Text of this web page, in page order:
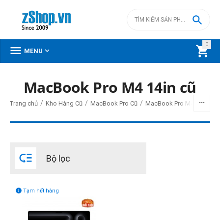
0


 MENU 
Đời Mac (1)
MacBook Pro M4 14in cũ
Trang chủ / Kho Hàng Cũ / MacBook Pro Cũ / MacBook Pro M4 cũ
 Bộ lọc
Tạm hết hàng
